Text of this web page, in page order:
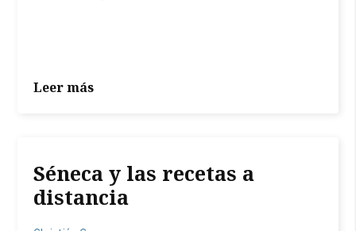
Leer más
Séneca y las recetas a
distancia